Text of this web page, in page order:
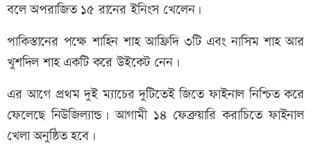
বলে অপরাজিত ১৫ রানের ইনিংস খেলেন।
পাকিস্তানের পক্ষে শাহিন শাহ আফ্রিদি ৩টি এবং নাসিম শাহ আর
খুশদিল শাহ একটি করে উইকেট নেন।
এর আগে প্রথম দুই ম্যাচের দুটিতেই জিতে ফাইনাল নিশ্চিত করে
ফেলেছে নিউজিল্যান্ড। আগামী ১৪ ফেব্রুয়ারি করাচিতে ফাইনাল
খেলা অনুষ্ঠিত হবে।